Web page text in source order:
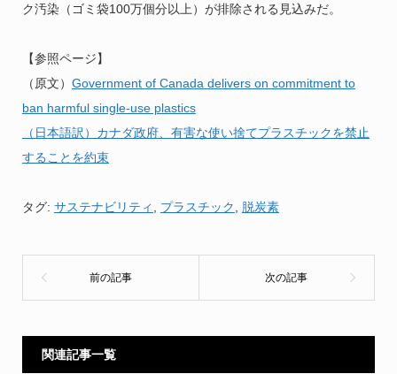
ク汚染（ゴミ袋100万個分以上）が排除される見込みだ。
【参照ページ】
（原文） Government of Canada delivers on commitment to
ban harmful single-use plastics
（日本語訳）カナダ政府、有害な使い捨てプラスチックを禁止
することを約束
タグ: サステナビリティ プラスチック 脱炭素
関連記事一覧